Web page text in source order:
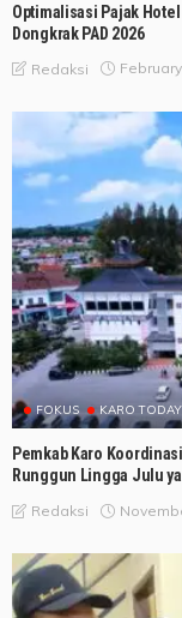
Optimalisasi Pajak
Dongkrak PAD 2026
Redaksi
FOKUS KARO TODAY
Pemkab Karo
Runggun Lingga Julu
Redaksi